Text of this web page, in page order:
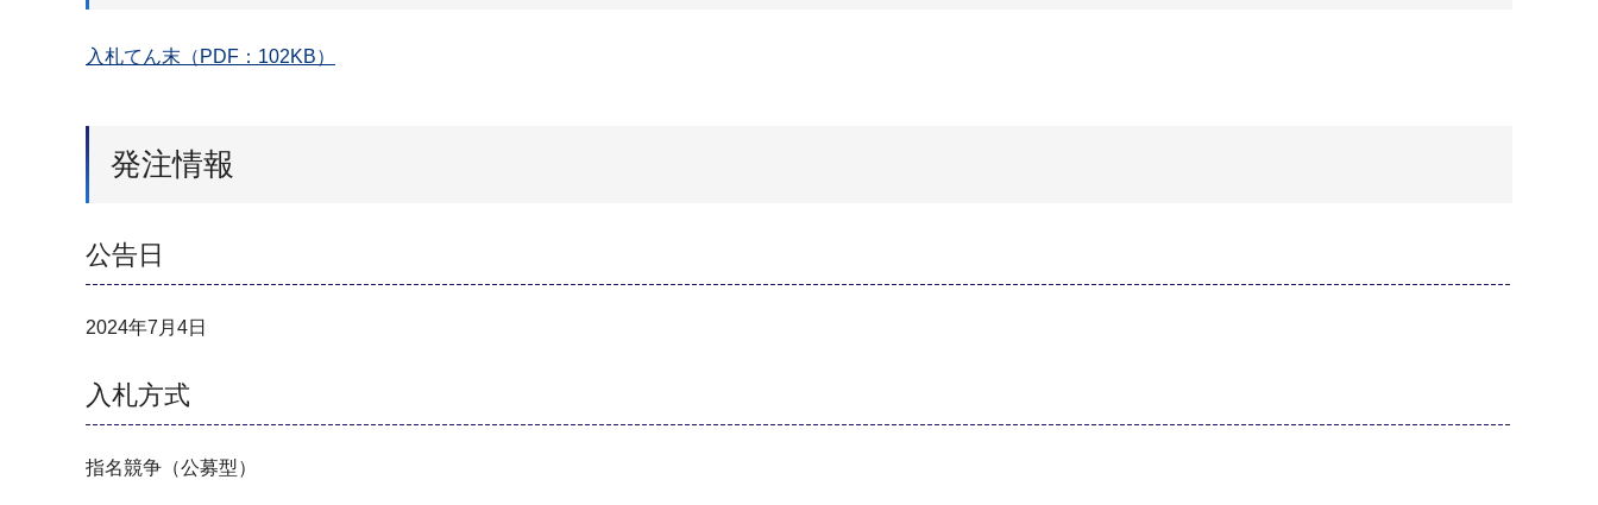
入札てん末（PDF：102KB）
発注情報
公告日
2024年7月4日
入札方式
指名競争（公募型）